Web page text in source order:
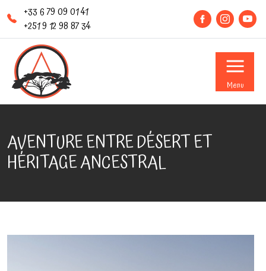
+33 6 79 09 01 41
+251 9 12 98 87 34
Menu
AVENTURE ENTRE DÉSERT ET
HÉRITAGE ANCESTRAL